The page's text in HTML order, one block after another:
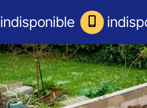
indisponible